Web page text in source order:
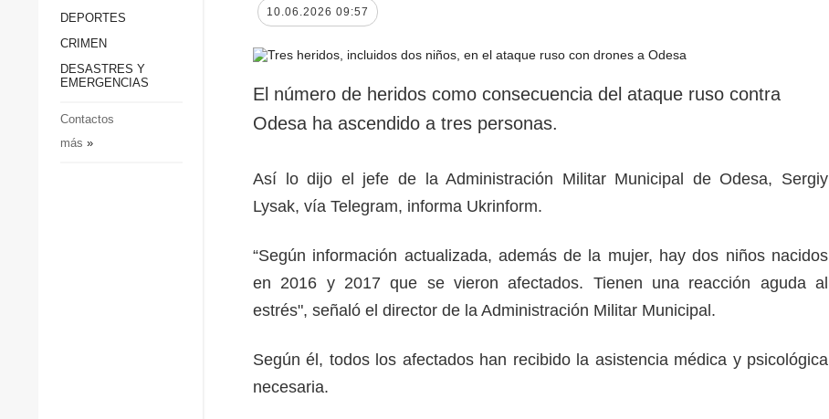
Sociedad y Cultura
Desastres y emergencias
protección de datos
DEPORTES
CRIMEN
DESASTRES Y
EMERGENCIAS
Contactos
más »
10.06.2026 09:57
El número de heridos como consecuencia del ataque ruso contra
Odesa ha ascendido a tres personas.
Así lo dijo el jefe de la Administración Militar Municipal de Odesa, Sergiy
Lysak, vía Telegram, informa Ukrinform.
“Según información actualizada, además de la mujer, hay dos niños nacidos
en 2016 y 2017 que se vieron afectados. Tienen una reacción aguda al
estrés", señaló el director de la Administración Militar Municipal.
Según él, todos los afectados han recibido la asistencia médica y psicológica
necesaria.